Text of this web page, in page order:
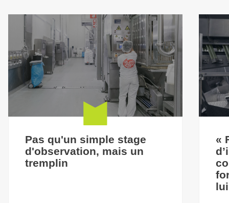
Pas qu'un simple stage
d'observation, mais un
tremplin
«